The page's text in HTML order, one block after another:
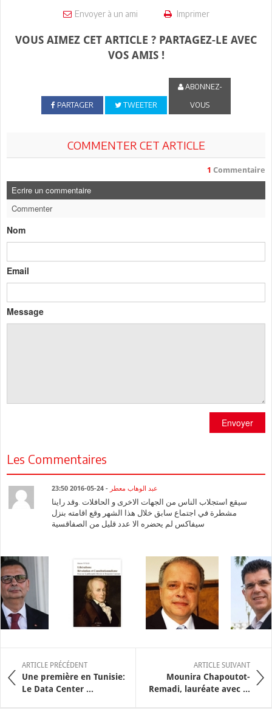
Envoyer à un ami Imprimer
VOUS AIMEZ CET ARTICLE ? PARTAGEZ-LE AVEC
VOS AMIS !
PARTAGER TWEETER
ABONNEZ-
VOUS
COMMENTER CET ARTICLE
1 Commentaire
Ecrire un commentaire
Commenter
Nom
Email
Message
Envoyer
Les Commentaires
عبد الوهاب معطر - 24-05-2016 23:50
سيقع استجلاب الناس من الجهات الاخرى و الحافلات .وقد راينا
مشطرة في اجتماع سابق خلال هذا الشهر وقع اقامته بنزل
سيفاكس لم يحضره الا عدد قليل من الصفاقسية
ARTICLE PRÉCÉDENT
Une première en Tunisie:
Le Data Center ...
ARTICLE SUIVANT
Mounira Chapoutot-
Remadi, lauréate avec ...